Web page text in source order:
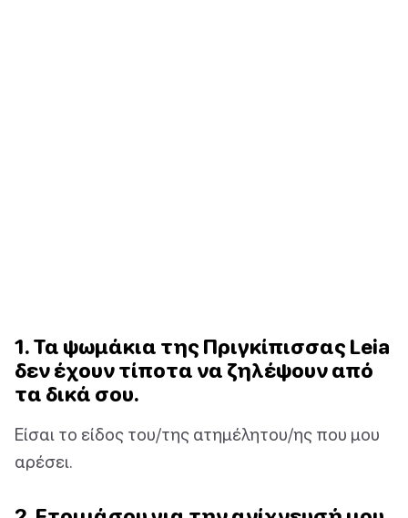
1. Τα ψωμάκια της Πριγκίπισσας Leia
δεν έχουν τίποτα να ζηλέψουν από
τα δικά σου.
Είσαι το είδος του/της ατημέλητου/ης που μου
αρέσει.